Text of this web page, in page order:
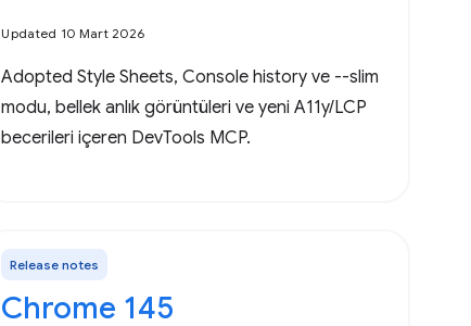
Updated 10 Mart 2026
Adopted Style Sheets, Console history ve --slim
modu, bellek anlık görüntüleri ve yeni A11y/LCP
becerileri içeren DevTools MCP.
Release notes
Chrome 145